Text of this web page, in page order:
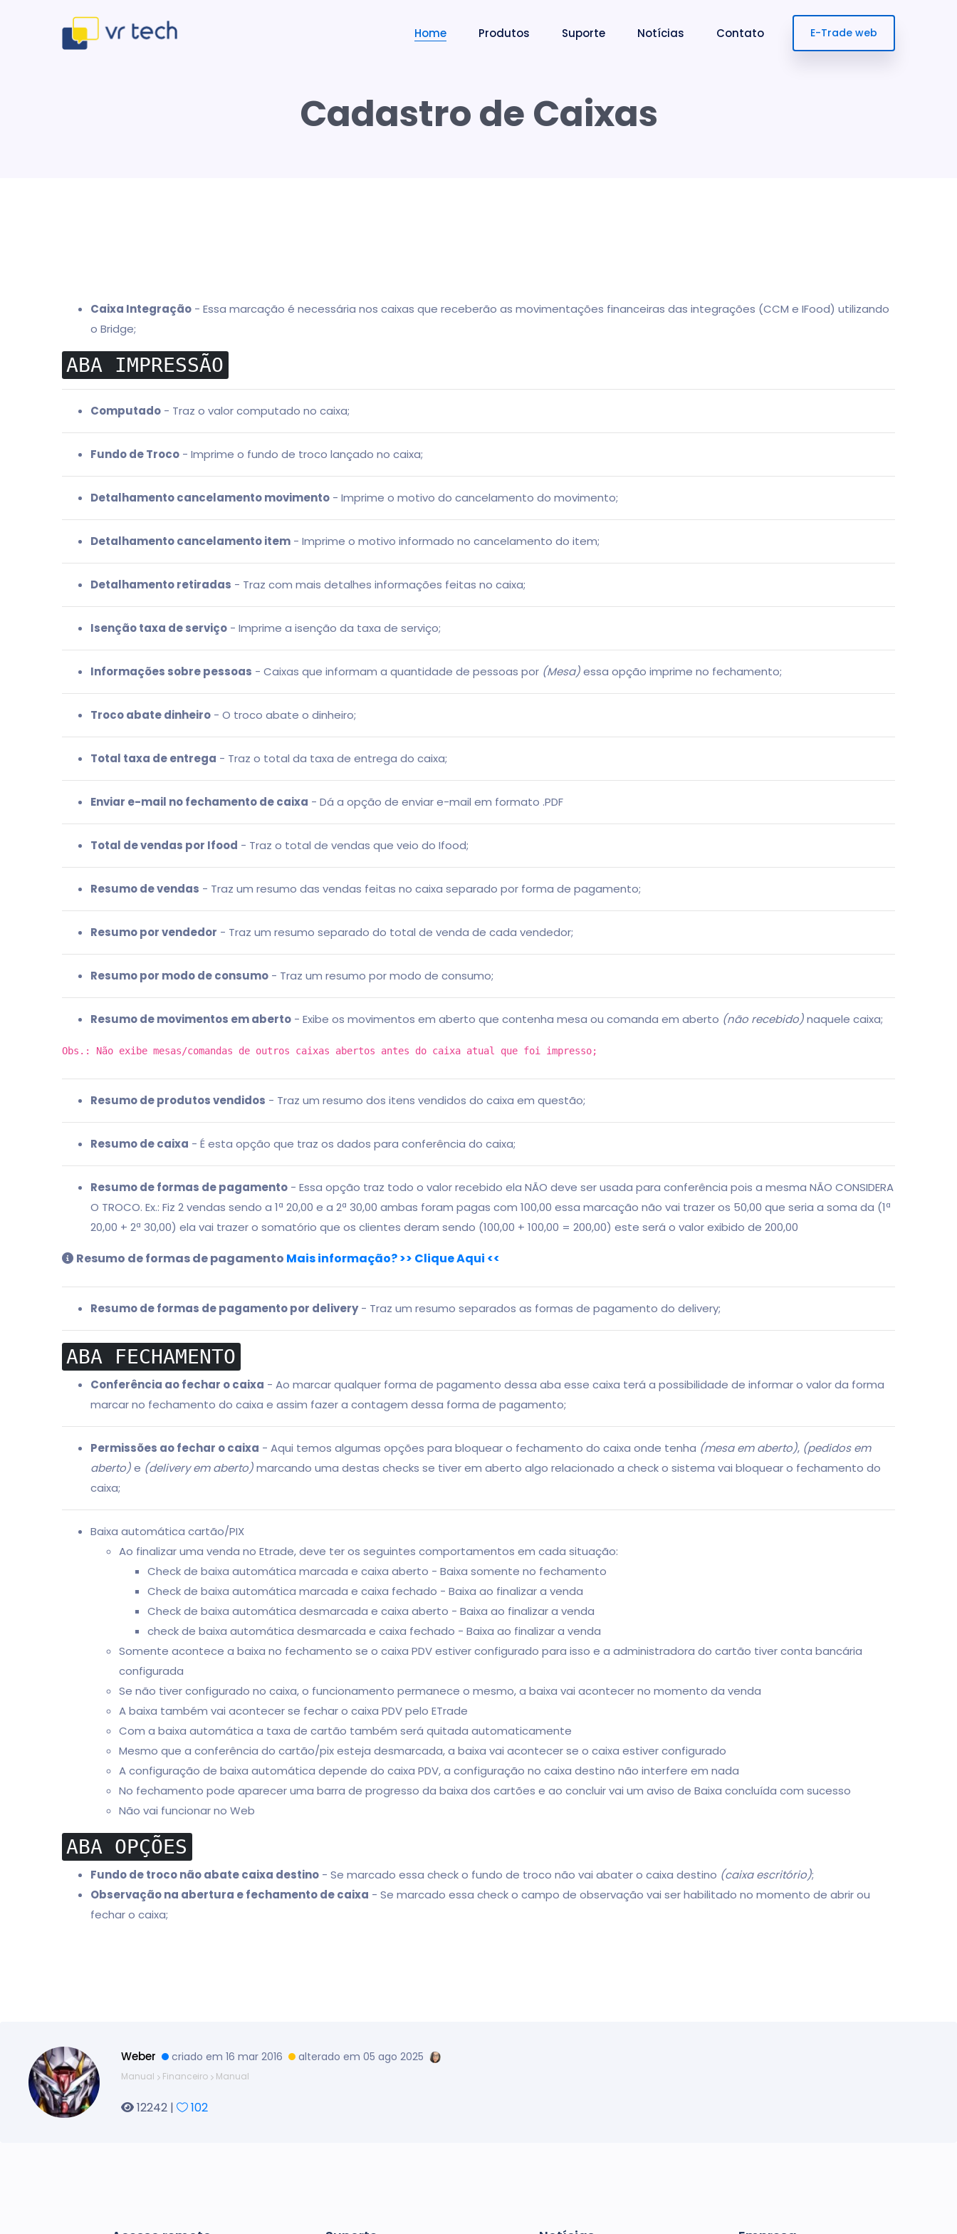
Home Produtos Suporte Notícias Contato E-Trade web
Cadastro de Caixas
Caixa Integração - Essa marcação é necessária nos caixas que receberão as movimentações financeiras das integrações (CCM e IFood) utilizando
o Bridge;
ABA IMPRESSÃO
Computado - Traz o valor computado no caixa;
Fundo de Troco - Imprime o fundo de troco lançado no caixa;
Detalhamento cancelamento movimento - Imprime o motivo do cancelamento do movimento;
Detalhamento cancelamento item - Imprime o motivo informado no cancelamento do item;
Detalhamento retiradas - Traz com mais detalhes informações feitas no caixa;
Isenção taxa de serviço - Imprime a isenção da taxa de serviço;
Informações sobre pessoas - Caixas que informam a quantidade de pessoas por (Mesa)essa opção imprime no fechamento;
Troco abate dinheiro - O troco abate o dinheiro;
Total taxa de entrega - Traz o total da taxa de entrega do caixa;
Enviar e-mail no fechamento de caixa - Dá a opção de enviar e-mail em formato .PDF
Total de vendas por Ifood - Traz o total de vendas que veio do Ifood;
Resumo de vendas - Traz um resumo das vendas feitas no caixa separado por forma de pagamento;
Resumo por vendedor - Traz um resumo separado do total de venda de cada vendedor;
Resumo por modo de consumo - Traz um resumo por modo de consumo;
Resumo de movimentos em aberto - Exibe os movimentos em aberto que contenha mesa ou comanda em aberto (não recebido)naquele caixa;
Obs.: Não exibe mesas/comandas de outros caixas abertos antes do caixa atual que foi impresso;
Resumo de produtos vendidos - Traz um resumo dos itens vendidos do caixa em questão;
Resumo de caixa - É esta opção que traz os dados para conferência do caixa;
Resumo de formas de pagamento - Essa opção traz todo o valor recebido ela NÃO deve ser usada para conferência pois a mesma NÃO CONSIDERA
O TROCO. Ex.: Fiz 2 vendas sendo a 1ª 20,00 e a 2ª 30,00 ambas foram pagas com 100,00 essa marcação não vai trazer os 50,00 que seria a soma da (1ª
20,00 + 2ª 30,00) ela vai trazer o somatório que os clientes deram sendo (100,00 + 100,00 = 200,00) este será o valor exibido de 200,00
Resumo de formas de pagamento Mais informação? >> Clique Aqui <<
Resumo de formas de pagamento por delivery- Traz um resumo separados as formas de pagamento do delivery;
ABA FECHAMENTO
Conferência ao fechar o caixa - Ao marcar qualquer forma de pagamento dessa aba esse caixa terá a possibilidade de informar o valor da forma
marcar no fechamento do caixa e assim fazer a contagem dessa forma de pagamento;
Permissões ao fechar o caixa - Aqui temos algumas opções para bloquear o fechamento do caixa onde tenha (mesa em aberto), (pedidos em
aberto)e (delivery em aberto)marcando uma destas checks se tiver em aberto algo relacionado a check o sistema vai bloquear o fechamento do
caixa;
Baixa automática cartão/PIX
Ao finalizar uma venda no Etrade, deve ter os seguintes comportamentos em cada situação:
Check de baixa automática marcada e caixa aberto - Baixa somente no fechamento
Check de baixa automática marcada e caixa fechado - Baixa ao finalizar a venda
Check de baixa automática desmarcada e caixa aberto - Baixa ao finalizar a venda
check de baixa automática desmarcada e caixa fechado - Baixa ao finalizar a venda
Somente acontece a baixa no fechamento se o caixa PDV estiver configurado para isso e a administradora do cartão tiver conta bancária
configurada
Se não tiver configurado no caixa, o funcionamento permanece o mesmo, a baixa vai acontecer no momento da venda
A baixa também vai acontecer se fechar o caixa PDV pelo ETrade
Com a baixa automática a taxa de cartão também será quitada automaticamente
Mesmo que a conferência do cartão/pix esteja desmarcada, a baixa vai acontecer se o caixa estiver configurado
A configuração de baixa automática depende do caixa PDV, a configuração no caixa destino não interfere em nada
No fechamento pode aparecer uma barra de progresso da baixa dos cartões e ao concluir vai um aviso de Baixa concluída com sucesso
Não vai funcionar no Web
ABA OPÇÕES
Fundo de troco não abate caixa destino - Se marcado essa check o fundo de troco não vai abater o caixa destino (caixa escritório);
Observação na abertura e fechamento de caixa - Se marcado essa check o campo de observação vai ser habilitado no momento de abrir ou
fechar o caixa;
Weber criado em 16 mar 2016 alterado em 05 ago 2025
Manual Financeiro Manual
12242 | 102